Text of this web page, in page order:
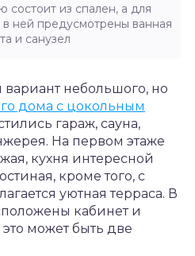
состоит из спален, а для
ней предусмотрены ванная
и санузел
небольшого, но
дома с цокольным
гараж, сауна,
На первом этаже
кухня интересной
кроме того, с
уютная терраса. В
кабинет и
может быть две